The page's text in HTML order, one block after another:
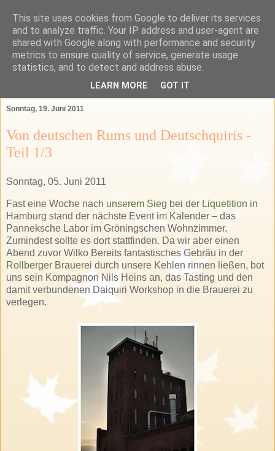
Das Bartender Labor
Der Bartender&Connaisseur Blog über Barkultur,
Spirituosen und das GSA-Land
Sonntag, 19. Juni 2011
Von deutschen Rums und Deutschquiris -
Teil 1/3
Sonntag, 05. Juni 2011
Fast eine Woche nach unserem Sieg bei der Liquetition in
Hamburg stand der nächste Event im Kalender – das
Panneksche Labor im Gröningschen Wohnzimmer.
Zumindest sollte es dort stattfinden. Da wir aber einen
Abend zuvor Wilko Bereits fantastisches Gebräu in der
Rollberger Brauereidurch unsere Kehlen rinnen ließen, bot
uns sein Kompagnon Nils Heins an, das Tasting und den
damit verbundenen Daiquiri Workshop in die Brauerei zu
verlegen.
This site uses cookies from Google to deliver its services
and to analyze traffic. Your IP address and user-agent are
shared with Google along with performance and security
metrics to ensure quality of service, generate usage
statistics, and to detect and address abuse.
LEARN MORE GOT IT